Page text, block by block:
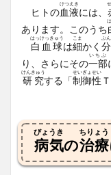
ヒトの血液
けつえき
には、
あります。このうち
白血球
はっけっきゅう
は細
こま
かく
ぶ
り、さらにその一部
いちぶ
研究
けんきゅう
する「制御
せいぎょ
性
せい
Ｔ
病気
びょうき
の治療
ちりょう